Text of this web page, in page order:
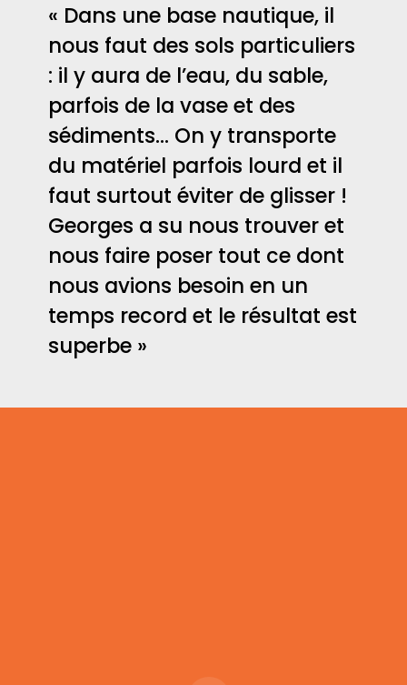
« Dans une base nautique, il
nous faut des sols particuliers
: il y aura de l’eau, du sable,
parfois de la vase et des
sédiments… On y transporte
du matériel parfois lourd et il
faut surtout éviter de glisser !
Georges a su nous trouver et
nous faire poser tout ce dont
nous avions besoin en un
temps record et le résultat est
superbe »